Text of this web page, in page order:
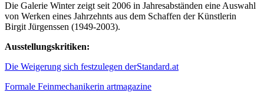
Die Galerie Winter zeigt seit 2006 in Jahresabständen eine Auswahl
von Werken eines Jahrzehnts aus dem Schaffen der Künstlerin
Birgit Jürgenssen (1949-2003).
Ausstellungskritiken:
Die Weigerung sich festzulegen derStandard.at
Formale Feinmechanikerin artmagazine